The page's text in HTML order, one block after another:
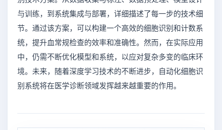
与训练，到系统集成与部署，详细描述了每一步的技术细
节。通过该方案，可以构建一个高效的细胞识别和计数系
统，提升血常规检查的效率和准确性。然而，在实际应用
中，仍需不断优化模型和系统，以应对复杂多变的临床环
境。未来，随着深度学习技术的不断进步，自动化细胞识
别系统将在医学诊断领域发挥越来越重要的作用。